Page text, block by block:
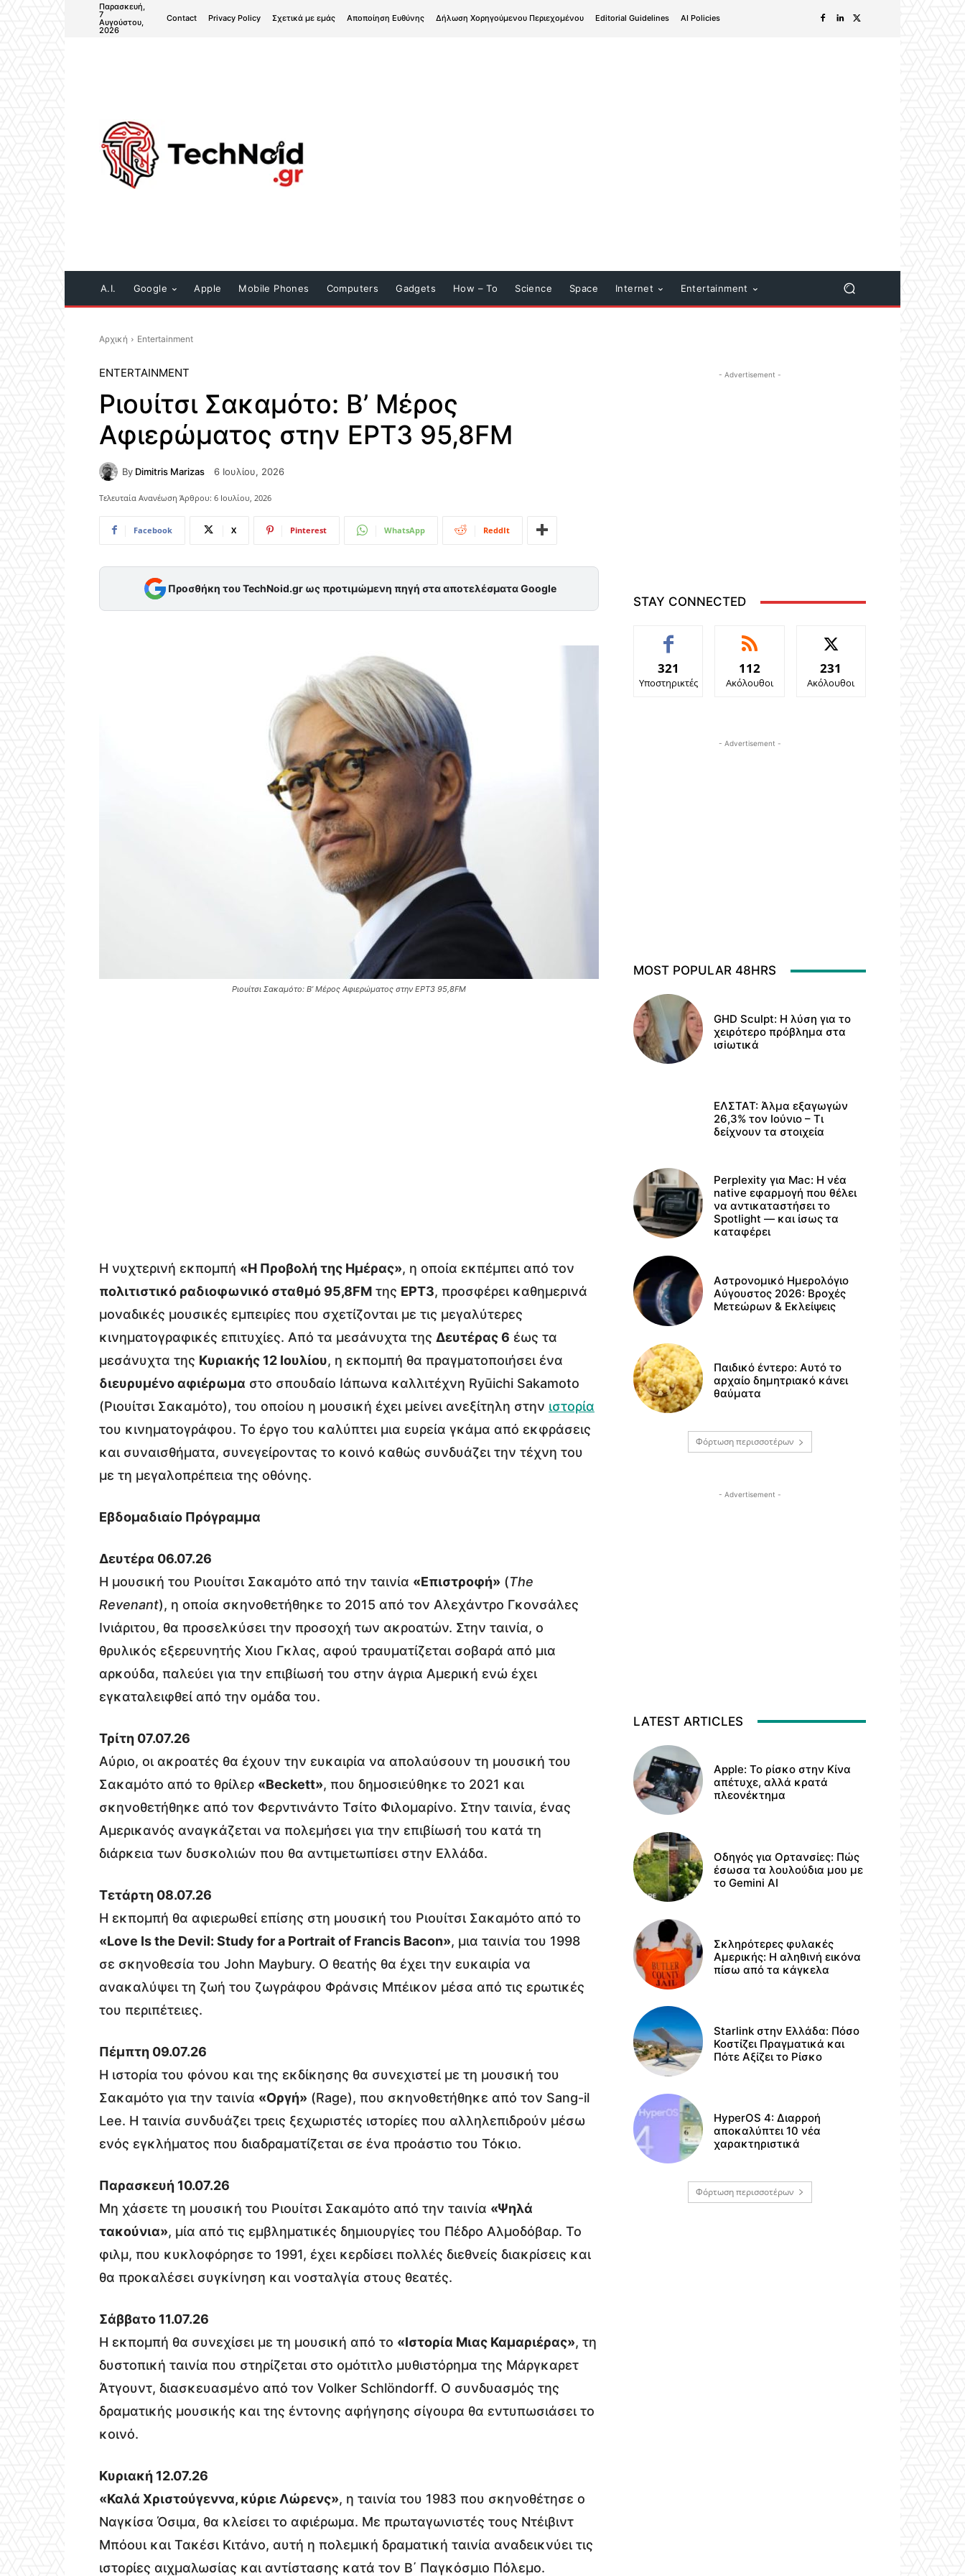
Παρασκευή,
7
Αυγούστου,
2026
Contact Privacy Policy Σχετικά με εμάς Αποποίηση Ευθύνης Δήλωση Χορηγούμενου Περιεχομένου Editorial Guidelines AI Policies
A.I. Google Apple Mobile Phones Computers Gadgets How – To Science Space Internet Entertainment
Αρχική Entertainment
ENTERTAINMENT
Ριουίτσι Σακαμότο: Β’ Μέρος
Αφιερώματος στην ΕΡΤ3 95,8FM
By Dimitris Marizas 6 Ιουλίου, 2026
Τελευταία Ανανέωση Άρθρου: 6 Ιουλίου, 2026
Facebook X Pinterest WhatsApp ReddIt
Προσθήκη του TechNoid.gr ως προτιμώμενη πηγή στα αποτελέσματα Google
Ριουίτσι Σακαμότο: Β’ Μέρος Αφιερώματος στην ΕΡΤ3 95,8FM
Η νυχτερινή εκπομπή «Η Προβολή της Ημέρας», η οποία εκπέμπει από τον
πολιτιστικό ραδιοφωνικό σταθμό 95,8FM της ΕΡΤ3, προσφέρει καθημερινά
μοναδικές μουσικές εμπειρίες που σχετίζονται με τις μεγαλύτερες
κινηματογραφικές επιτυχίες. Από τα μεσάνυχτα της Δευτέρας 6 έως τα
μεσάνυχτα της Κυριακής 12 Ιουλίου, η εκπομπή θα πραγματοποιήσει ένα
διευρυμένο αφιέρωμα στο σπουδαίο Ιάπωνα καλλιτέχνη Ryūichi Sakamoto
(Ριουίτσι Σακαμότο), του οποίου η μουσική έχει μείνει ανεξίτηλη στην ιστορία
του κινηματογράφου. Το έργο του καλύπτει μια ευρεία γκάμα από εκφράσεις
και συναισθήματα, συνεγείροντας το κοινό καθώς συνδυάζει την τέχνη του
με τη μεγαλοπρέπεια της οθόνης.
Εβδομαδιαίο Πρόγραμμα
Δευτέρα 06.07.26
Η μουσική του Ριουίτσι Σακαμότο από την ταινία «Επιστροφή» (The
Revenant), η οποία σκηνοθετήθηκε το 2015 από τον Αλεχάντρο Γκονσάλες
Ινιάριτου, θα προσελκύσει την προσοχή των ακροατών. Στην ταινία, ο
θρυλικός εξερευνητής Χιου Γκλας, αφού τραυματίζεται σοβαρά από μια
αρκούδα, παλεύει για την επιβίωσή του στην άγρια Αμερική ενώ έχει
εγκαταλειφθεί από την ομάδα του.
Τρίτη 07.07.26
Αύριο, οι ακροατές θα έχουν την ευκαιρία να απολαύσουν τη μουσική του
Σακαμότο από το θρίλερ «Beckett», που δημοσιεύθηκε το 2021 και
σκηνοθετήθηκε από τον Φερντινάντο Τσίτο Φιλομαρίνο. Στην ταινία, ένας
Αμερικανός αναγκάζεται να πολεμήσει για την επιβίωσή του κατά τη
διάρκεια των δυσκολιών που θα αντιμετωπίσει στην Ελλάδα.
Τετάρτη 08.07.26
Η εκπομπή θα αφιερωθεί επίσης στη μουσική του Ριουίτσι Σακαμότο από το
«Love Is the Devil: Study for a Portrait of Francis Bacon», μια ταινία του 1998
σε σκηνοθεσία του John Maybury. Ο θεατής θα έχει την ευκαιρία να
ανακαλύψει τη ζωή του ζωγράφου Φράνσις Μπέικον μέσα από τις ερωτικές
του περιπέτειες.
Πέμπτη 09.07.26
Η ιστορία του φόνου και της εκδίκησης θα συνεχιστεί με τη μουσική του
Σακαμότο για την ταινία «Οργή» (Rage), που σκηνοθετήθηκε από τον Sang-il
Lee. Η ταινία συνδυάζει τρεις ξεχωριστές ιστορίες που αλληλεπιδρούν μέσω
ενός εγκλήματος που διαδραματίζεται σε ένα προάστιο του Τόκιο.
Παρασκευή 10.07.26
Μη χάσετε τη μουσική του Ριουίτσι Σακαμότο από την ταινία «Ψηλά
τακούνια», μία από τις εμβληματικές δημιουργίες του Πέδρο Αλμοδόβαρ. Το
φιλμ, που κυκλοφόρησε το 1991, έχει κερδίσει πολλές διεθνείς διακρίσεις και
θα προκαλέσει συγκίνηση και νοσταλγία στους θεατές.
Σάββατο 11.07.26
Η εκπομπή θα συνεχίσει με τη μουσική από το «Ιστορία Μιας Καμαριέρας», τη
δυστοπική ταινία που στηρίζεται στο ομότιτλο μυθιστόρημα της Μάργκαρετ
Άτγουντ, διασκευασμένο από τον Volker Schlöndorff. Ο συνδυασμός της
δραματικής μουσικής και της έντονης αφήγησης σίγουρα θα εντυπωσιάσει το
κοινό.
Κυριακή 12.07.26
«Καλά Χριστούγεννα, κύριε Λώρενς», η ταινία του 1983 που σκηνοθέτησε ο
Ναγκίσα Όσιμα, θα κλείσει το αφιέρωμα. Με πρωταγωνιστές τους Ντέιβιντ
Μπόουι και Τακέσι Κιτάνο, αυτή η πολεμική δραματική ταινία αναδεικνύει τις
ιστορίες αιχμαλωσίας και αντίστασης κατά τον Β΄ Παγκόσμιο Πόλεμο.
- Advertisement -
STAY CONNECTED
321
Υποστηρικτές
112
Ακόλουθοι
231
Ακόλουθοι
- Advertisement -
MOST POPULAR 48HRS
GHD Sculpt: Η λύση για το
χειρότερο πρόβλημα στα
ισiωτικά
ΕΛΣΤΑΤ: Άλμα εξαγωγών
26,3% τον Ιούνιο – Τι
δείχνουν τα στοιχεία
Perplexity για Mac: Η νέα
native εφαρμογή που θέλει
να αντικαταστήσει το
Spotlight — και ίσως τα
καταφέρει
Αστρονομικό Ημερολόγιο
Αύγουστος 2026: Βροχές
Μετεώρων & Εκλείψεις
Παιδικό έντερο: Αυτό το
αρχαίο δημητριακό κάνει
θαύματα
Φόρτωση περισσοτέρων
- Advertisement -
LATEST ARTICLES
Apple: Το ρίσκο στην Κίνα
απέτυχε, αλλά κρατά
πλεονέκτημα
Οδηγός για Ορτανσίες: Πώς
έσωσα τα λουλούδια μου με
το Gemini AI
Σκληρότερες φυλακές
Αμερικής: Η αληθινή εικόνα
πίσω από τα κάγκελα
Starlink στην Ελλάδα: Πόσο
Κοστίζει Πραγματικά και
Πότε Αξίζει το Ρίσκο
HyperOS 4: Διαρροή
αποκαλύπτει 10 νέα
χαρακτηριστικά
Φόρτωση περισσοτέρων